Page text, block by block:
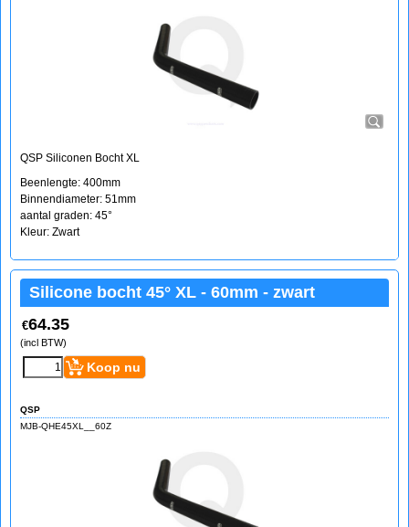
QSP Siliconen Bocht XL
Beenlengte: 400mm
Binnendiameter: 51mm
aantal graden: 45°
Kleur: Zwart
Silicone bocht 45° XL - 60mm - zwart
€64.35
(incl BTW)
Koop nu
QSP
MJB-QHE45XL__60Z